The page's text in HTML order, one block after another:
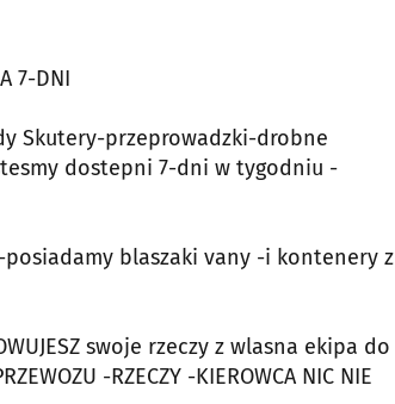
7-DNI
Skutery-przeprowadzki-drobne
dostepni 7-dni w tygodniu -
-posiadamy blaszaki vany -i kontenery z
swoje rzeczy z wlasna ekipa do
-RZECZY -KIEROWCA NIC NIE